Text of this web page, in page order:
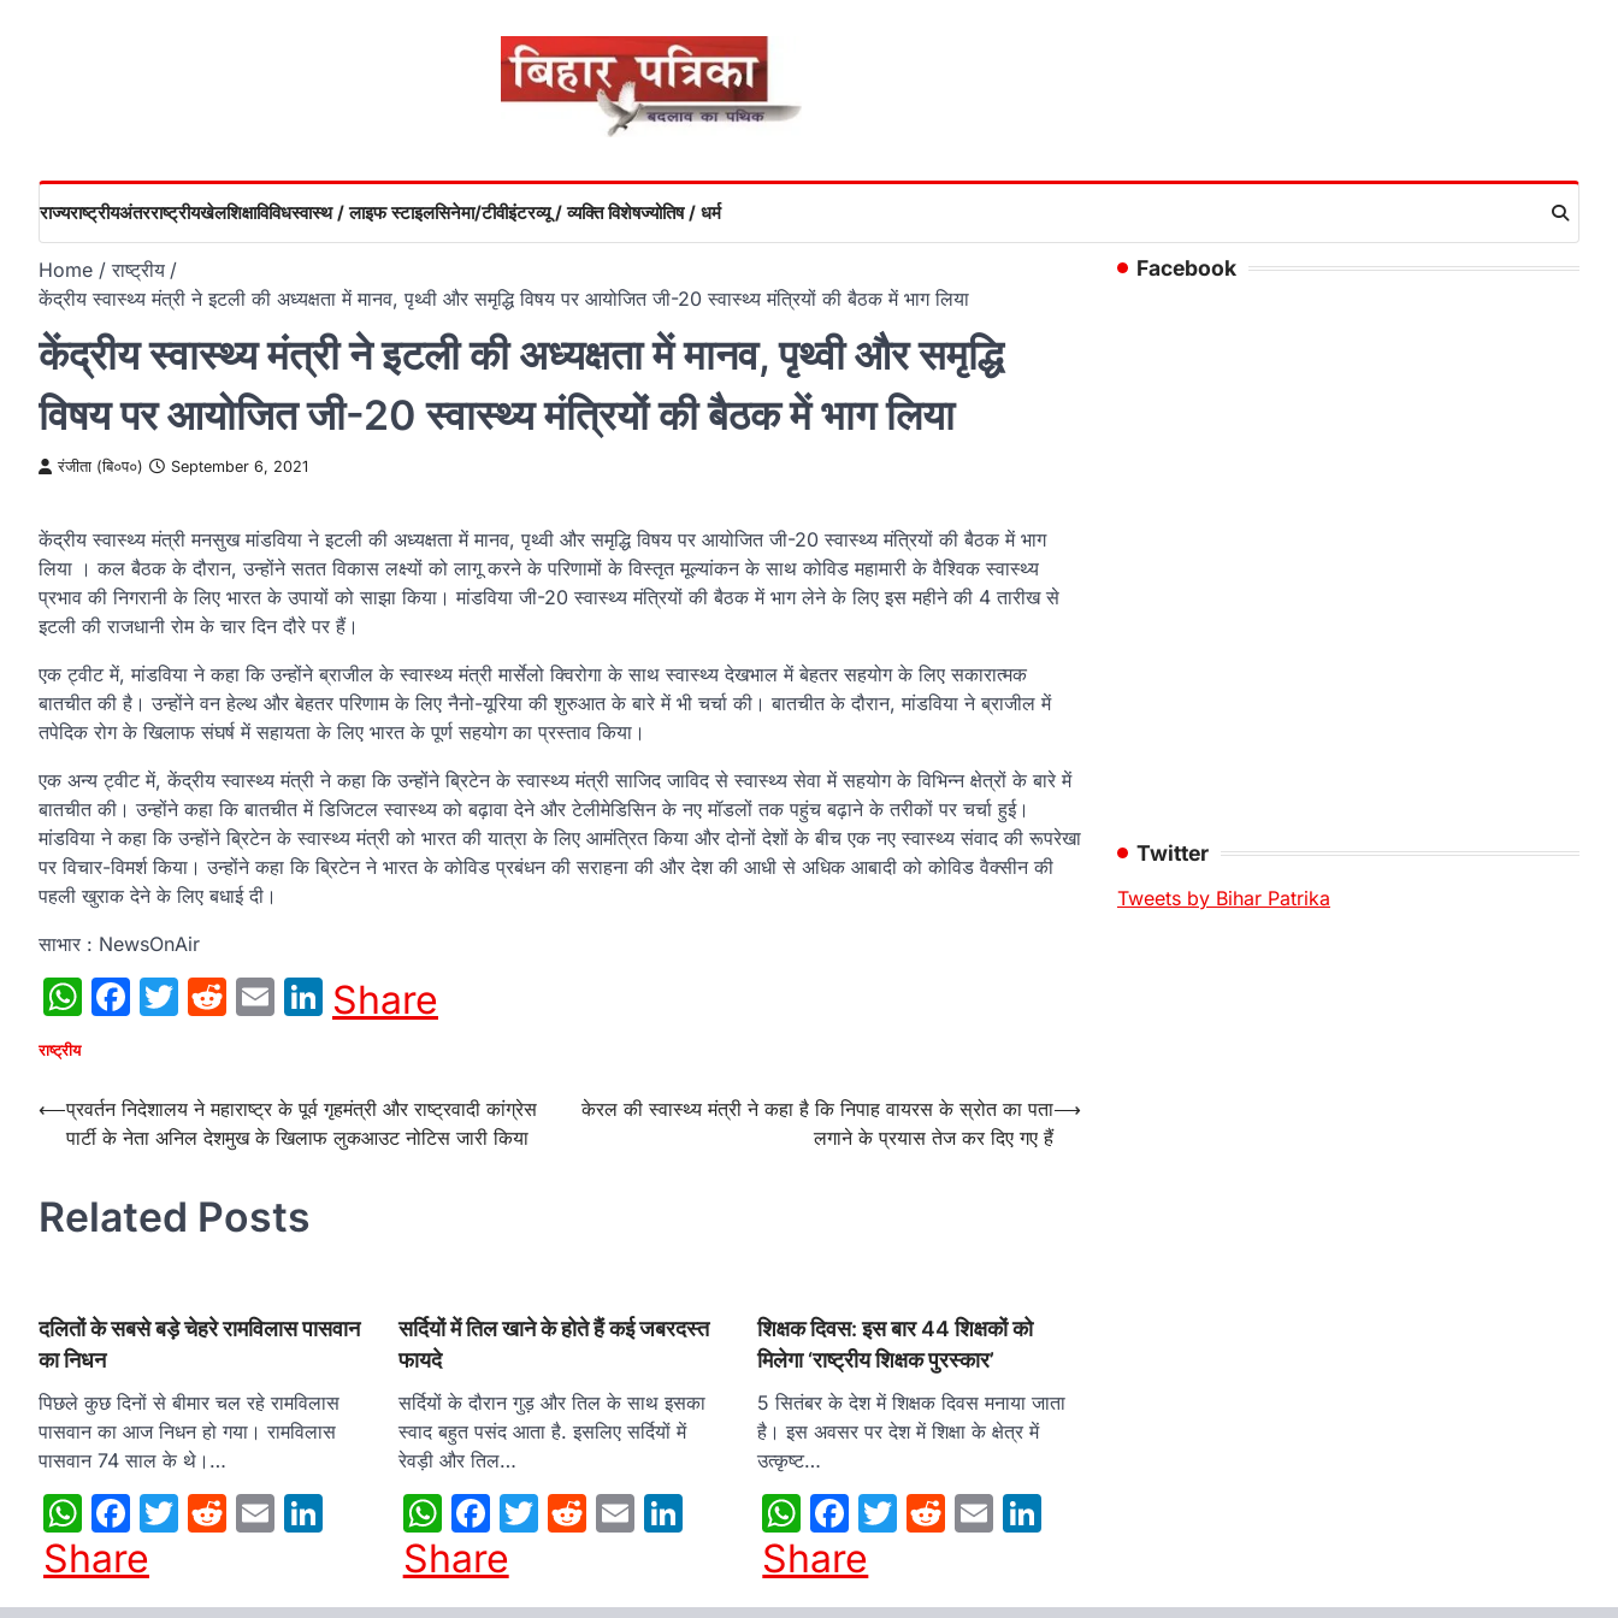
राज्यराष्ट्रीयअंतरराष्ट्रीयखेलशिक्षाविविधस्वास्थ / लाइफ स्टाइलसिनेमा/टीवीइंटरव्यू / व्यक्ति विशेषज्योतिष / धर्म
Home
राष्ट्रीय
केंद्रीय स्वास्थ्य मंत्री ने इटली की अध्‍यक्षता में मानव, पृथ्वी और समृद्धि विषय पर आयोजित जी-20 स्वास्थ्य मंत्रियों की बैठक में भाग लिया
केंद्रीय स्वास्थ्य मंत्री ने इटली की अध्‍यक्षता में मानव, पृथ्वी और समृद्धि
विषय पर आयोजित जी-20 स्वास्थ्य मंत्रियों की बैठक में भाग लिया
रंजीता (बि०प०) September 6, 2021
केंद्रीय स्वास्थ्य मंत्री मनसुख मांडविया ने इटली की अध्‍यक्षता में मानव, पृथ्वी और समृद्धि विषय पर आयोजित जी-20 स्वास्थ्य मंत्रियों की बैठक में भाग
लिया । कल बैठक के दौरान, उन्होंने सतत विकास लक्ष्यों को लागू करने के परिणामों के विस्तृत मूल्यांकन के साथ कोविड महामारी के वैश्विक स्वास्थ्य
प्रभाव की निगरानी के लिए भारत के उपायों को साझा किया। मांडविया जी-20 स्वास्थ्य मंत्रियों की बैठक में भाग लेने के लिए इस महीने की 4 तारीख से
इटली की राजधानी रोम के चार दिन दौरे पर हैं।
एक ट्वीट में, मांडविया ने कहा कि उन्होंने ब्राजील के स्वास्थ्य मंत्री मार्सेलो क्विरोगा के साथ स्वास्थ्य देखभाल में बेहतर सहयोग के लिए सकारात्‍मक
बातचीत की है। उन्होंने वन हेल्थ और बेहतर परिणाम के लिए नैनो-यूरिया की शुरुआत के बारे में भी चर्चा की। बातचीत के दौरान, मांडविया ने ब्राजील में
तपेदिक रोग के खिलाफ संघर्ष में सहायता के लिए भारत के पूर्ण सहयोग का प्रस्‍ताव किया।
एक अन्य ट्वीट में, केंद्रीय स्वास्थ्य मंत्री ने कहा कि उन्होंने ब्रिटेन के स्वास्थ्य मंत्री साजिद जाविद से स्वास्थ्य सेवा में सहयोग के विभिन्न क्षेत्रों के बारे में
बातचीत की। उन्होंने कहा कि बातचीत में डिजिटल स्वास्थ्य को बढ़ावा देने और टेलीमेडिसिन के नए मॉडलों तक पहुंच बढ़ाने के तरीकों पर चर्चा हुई।
मांडविया ने कहा कि उन्होंने ब्रिटेन के स्वास्थ्य मंत्री को भारत की यात्रा के लिए आमंत्रित किया और दोनों देशों के बीच एक नए स्वास्थ्य संवाद की रूपरेखा
पर विचार-विमर्श किया। उन्होंने कहा कि ब्रिटेन ने भारत के कोविड प्रबंधन की सराहना की और देश की आधी से अधिक आबादी को कोविड वैक्सीन की
पहली खुराक देने के लिए बधाई दी।
साभार : NewsOnAir
WhatsApp
Facebook
Twitter
Reddit
EmailLinkedIn
Share
राष्ट्रीय
Post
navigation
⟵प्रवर्तन निदेशालय ने महाराष्ट्र के पूर्व गृहमंत्री और राष्ट्रवादी कांग्रेस
पार्टी के नेता अनिल देशमुख के खिलाफ लुकआउट नोटिस जारी किया
केरल की स्वास्थ्य मंत्री ने कहा है कि निपाह वायरस के स्रोत का पता
लगाने के प्रयास तेज कर दिए गए हैं
⟶
Related Posts
दलितों के सबसे बड़े चेहरे रामविलास पासवान
का निधन
पिछले कुछ दिनों से बीमार चल रहे रामविलास
पासवान का आज निधन हो गया। रामविलास
पासवान 74 साल के थे।…
WhatsApp
Facebook
Twitter
Reddit
EmailLinkedIn
Share
सर्दियों में तिल खाने के होते हैं कई जबरदस्त
फायदे
सर्दियों के दौरान गुड़ और तिल के साथ इसका
स्वाद बहुत पसंद आता है. इसलिए सर्दियों में
रेवड़ी और तिल…
WhatsApp
Facebook
Twitter
Reddit
EmailLinkedIn
Share
शिक्षक दिवस: इस बार 44 शिक्षकों को
मिलेगा ‘राष्ट्रीय शिक्षक पुरस्कार’
5 सितंबर के देश में शिक्षक दिवस मनाया जाता
है। इस अवसर पर देश में शिक्षा के क्षेत्र में
उत्कृष्ट…
WhatsApp
Facebook
Twitter
Reddit
Email
Share
Facebook
Twitter
Tweets by Bihar Patrika